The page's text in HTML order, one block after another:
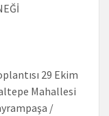
29 Ekim
Mahallesi
/